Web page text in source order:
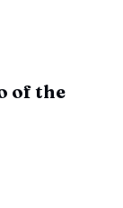
of the